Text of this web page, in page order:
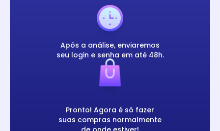
Após a análise, enviaremos
seu login e senha em até 48h.
Pronto! Agora é só fazer
suas compras normalmente